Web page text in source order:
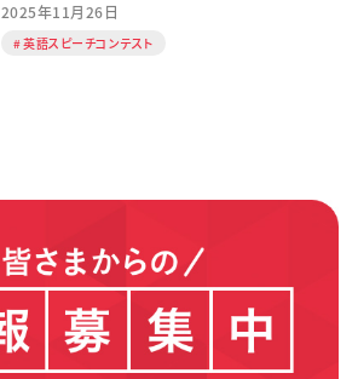
2025年11月26日
英語スピーチコンテスト